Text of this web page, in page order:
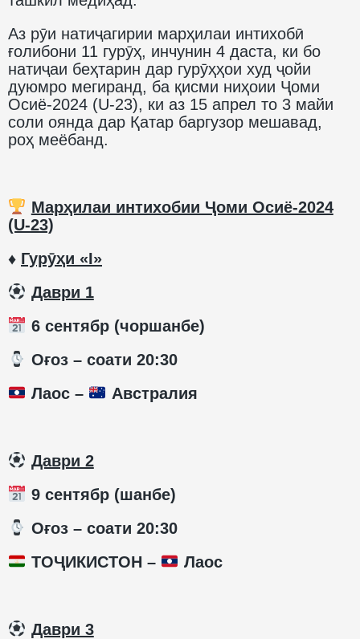
Аз рӯи натиҷагирии марҳилаи интихобӣ
ғолибони 11 гурӯҳ, инчунин 4 даста, ки бо
натиҷаи беҳтарин дар гурӯҳҳои худ ҷойи
дуюмро мегиранд, ба қисми ниҳоии Ҷоми
Осиё-2024 (U-23), ки аз 15 апрел то 3 майи
соли оянда дар Қатар баргузор мешавад,
роҳ меёбанд.
Марҳилаи интихобии Ҷоми Осиё-2024
(U-23)
♦️ Гурӯҳи «I»
Даври 1
6 сентябр (чоршанбе)
️ Оғоз – соати 20:30
Лаос –
Австралия
Даври 2
9 сентябр (шанбе)
️ Оғоз – соати 20:30
ТОҶИКИСТОН –
Лаос
Даври 3